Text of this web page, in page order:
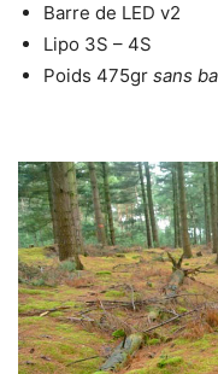
Barre de LED v2
Lipo 3S – 4S
Poids 475gr sans